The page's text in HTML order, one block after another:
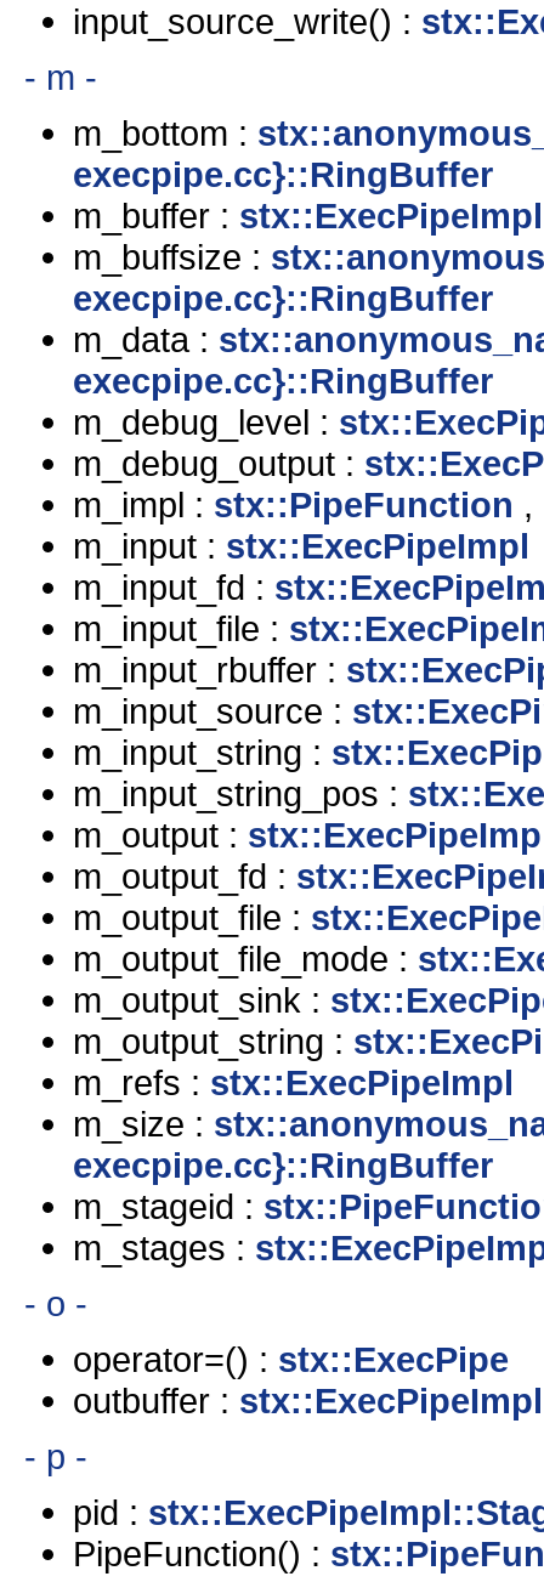
input_source_write() :
- m -
m_bottom :
execpipe.cc}::RingBuffer
m_buffer : stx::ExecPipeImpl
m_buffsize :
execpipe.cc}::RingBuffer
m_data :
execpipe.cc}::RingBuffer
m_debug_level :
m_debug_output :
m_impl : stx::PipeFunction ,
m_input : stx::ExecPipeImpl
m_input_fd :
m_input_file :
m_input_rbuffer :
m_input_source :
m_input_string :
m_input_string_pos :
m_output :
m_output_fd :
m_output_file :
m_output_file_mode :
m_output_sink :
m_output_string :
m_refs : stx::ExecPipeImpl
m_size :
execpipe.cc}::RingBuffer
m_stageid :
m_stages :
- o -
operator=() : stx::ExecPipe
outbuffer :
- p -
pid :
PipeFunction() :